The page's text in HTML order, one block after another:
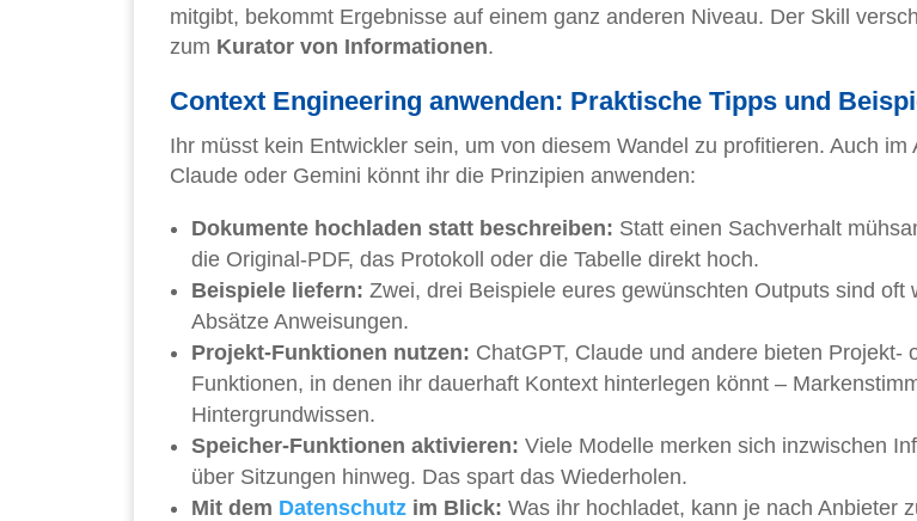
mitgibt, bekommt Ergebnisse auf einem ganz anderen Niveau. Der Skill
zum Kurator von Informationen.
Context Engineering anwenden: Praktische Tipps und
Ihr müsst kein Entwickler sein, um von diesem Wandel zu profitieren. Auch im
Claude oder Gemini könnt ihr die Prinzipien anwenden:
Dokumente hochladen statt beschreiben: Statt einen Sachverhalt
die Original-PDF, das Protokoll oder die Tabelle direkt hoch.
Beispiele liefern: Zwei, drei Beispiele eures gewünschten Outputs sind oft
Absätze Anweisungen.
Projekt-Funktionen nutzen: ChatGPT, Claude und andere bieten Projekt-
Funktionen, in denen ihr dauerhaft Kontext hinterlegen könnt –
Hintergrundwissen.
Speicher-Funktionen aktivieren: Viele Modelle merken sich inzwischen
über Sitzungen hinweg. Das spart das Wiederholen.
Mit dem Datenschutz im Blick: Was ihr hochladet, kann je nach Anbieter